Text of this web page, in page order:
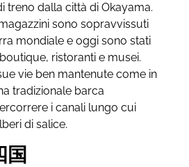
treno dalla città di Okayama.
sono sopravvissuti
mondiale e oggi sono stati
ristoranti e musei.
vie ben mantenute come in
tradizionale barca
i canali lungo cui
di salice.
国